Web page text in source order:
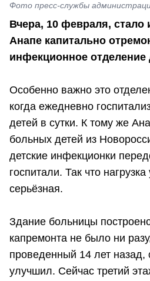
Фото пресс-службы
Вчера, 10 февраля, стало
Анапе капитально
инфекционное
Особенно важно это
когда ежедневно
детей в сутки. К тому же
больных детей из
детские инфекционки
госпитали. Так что
серьёзная.
Здание больницы
капремонта не было ни
проведенный 14 лет назад,
улучшил. Сейчас третий